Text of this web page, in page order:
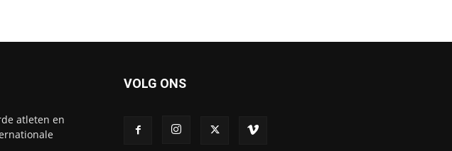
atleten en
VOLG ONS